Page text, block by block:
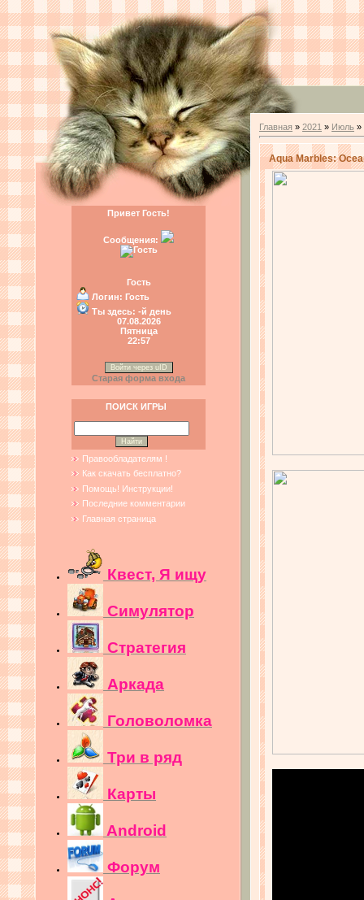
Привет Гость!
Сообщения:
Гость
Логин: Гость
Ты здесь: -й день
07.08.2026
Пятница
22:57
Войти через uID
Старая форма входа
ПОИСК ИГРЫ
Правообладателям !
Как скачать бесплатно?
Помощь! Инструкции!
Последние комментарии
Главная страница
Квест, Я ищу
Симулятор
Стратегия
Аркада
Головоломка
Три в ряд
Карты
Android
Форум
Главная » 2021 » Июль »
Aqua Marbles: